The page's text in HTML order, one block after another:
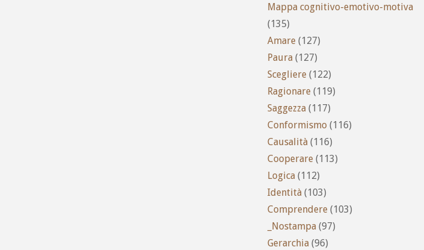
Mappa cognitivo-emotivo-motiva
(135)
Amare (127)
Paura (127)
Scegliere (122)
Ragionare (119)
Saggezza (117)
Conformismo (116)
Causalità (116)
Cooperare (113)
Logica (112)
Identità (103)
Comprendere (103)
_Nostampa (97)
Gerarchia (96)